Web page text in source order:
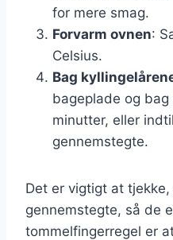
for mere smag.
Forvarm ovnen:
Celsius.
Bag
bageplade og
minutter, eller
gennemstegte.
Det er vigtigt at
gennemstegte, så de
tommelfingerregel er